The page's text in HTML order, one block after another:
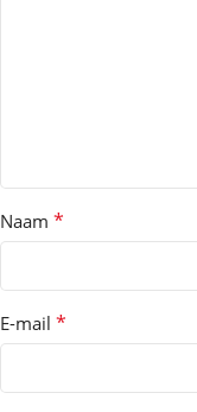
Naam *
E-mail *